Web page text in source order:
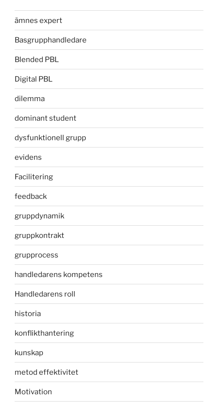
ämnes expert
Basgrupphandledare
Blended PBL
Digital PBL
dilemma
dominant student
dysfunktionell grupp
evidens
Facilitering
feedback
gruppdynamik
gruppkontrakt
grupprocess
handledarens kompetens
Handledarens roll
historia
konflikthantering
kunskap
metod effektivitet
Motivation